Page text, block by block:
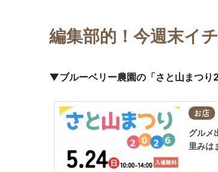
編集部的！今週末イ
▼ブルーベリー農園の「さと山まつり
お店
グルメ
里みは